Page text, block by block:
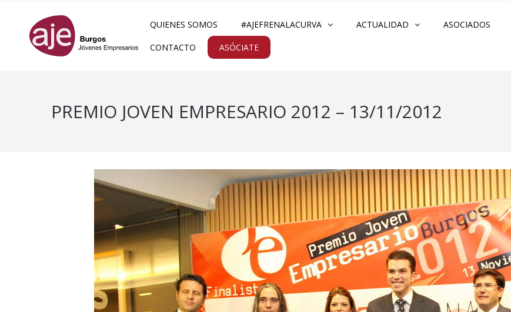
QUIENES SOMOS #AJEFRENALACURVA ACTUALIDAD ASOCIADOS
CONTACTO ASÓCIATE
PREMIO JOVEN EMPRESARIO 2012 – 13/11/2012